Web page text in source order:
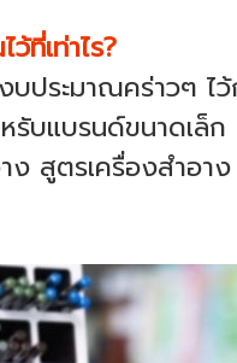
ที่เท่าไร?
ประมาณคร่าวๆ ไว้
รับแบรนด์ขนาดเ
ง สูตรเครื่องสำอา